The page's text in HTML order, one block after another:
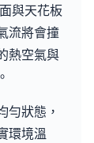
與天花板
流將會撞
熱空氣與
勻狀態，
環境溫